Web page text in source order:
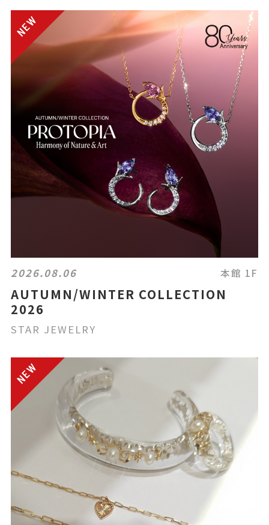
2026.08.06 本館 1F
AUTUMN/WINTER COLLECTION
2026
STAR JEWELRY